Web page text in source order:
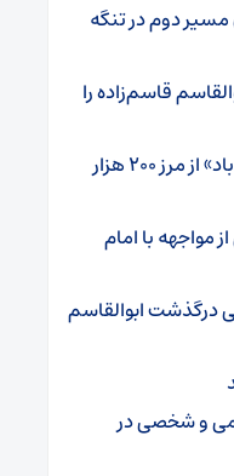
دوم در تنگه
قاسم‌زاده را
چاپ چهل‌ونهم «تن‌تن و سندباد» از مرز ۲۰۰ هزار
مواجهه با امام
درگذشت ابوالقاسم
و شخصی در